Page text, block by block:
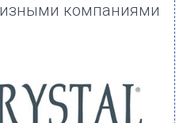
компаниями